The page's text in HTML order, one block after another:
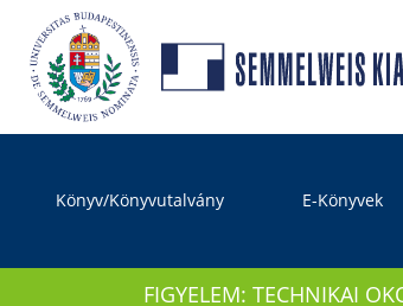
Könyv/Könyvutalvány E-Könyvek
FIGYELEM: TECHNIKAI